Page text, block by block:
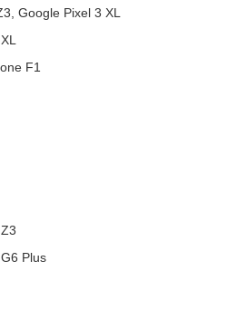
Google Pixel 3 XL
F1
G6 Plus